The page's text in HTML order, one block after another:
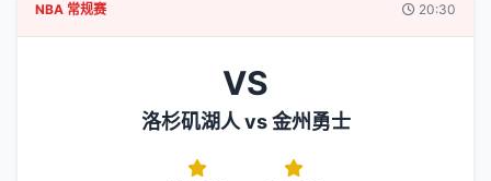
NBA 常规赛 20:30
VS
洛杉矶湖人 vs 金州勇士